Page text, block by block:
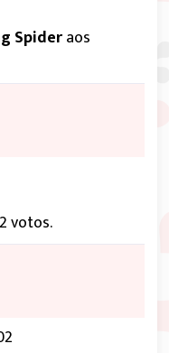
Spideraos
votos.